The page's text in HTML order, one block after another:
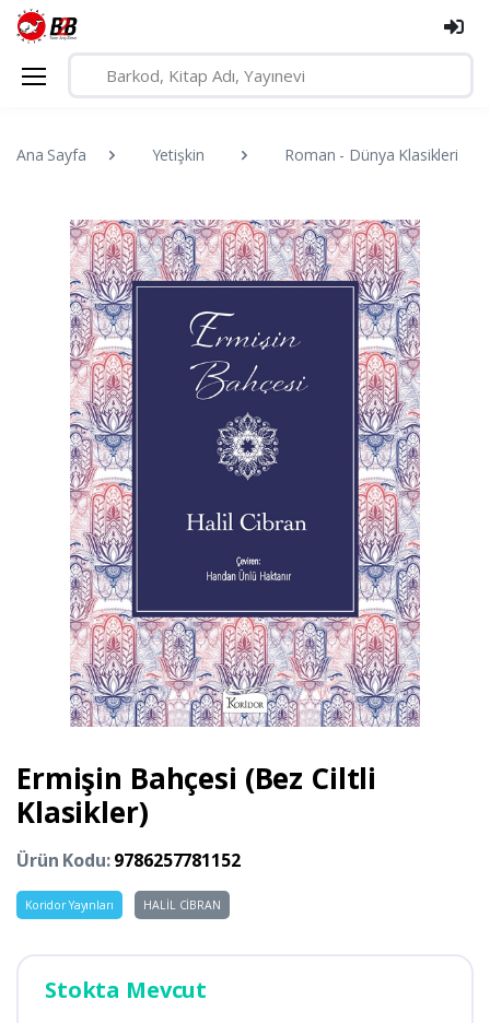
Ana Sayfa Yetişkin Roman - Dünya Klasikleri
Ermişin Bahçesi (Bez Ciltli
Klasikler)
Ürün Kodu:9786257781152
Koridor Yayınları HALİL CİBRAN
Stokta Mevcut